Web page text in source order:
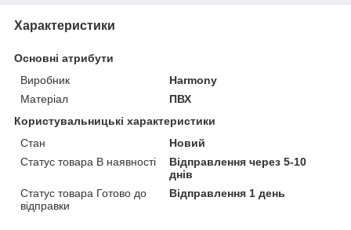
Характеристики
Основні атрибути
Виробник
Harmony
Матеріал
ПВХ
Користувальницькі характеристики
Стан
Новий
Статус товара В наявності
Відправлення через 5-10
днів
Статус товара Готово до
відправки
Відправлення 1 день